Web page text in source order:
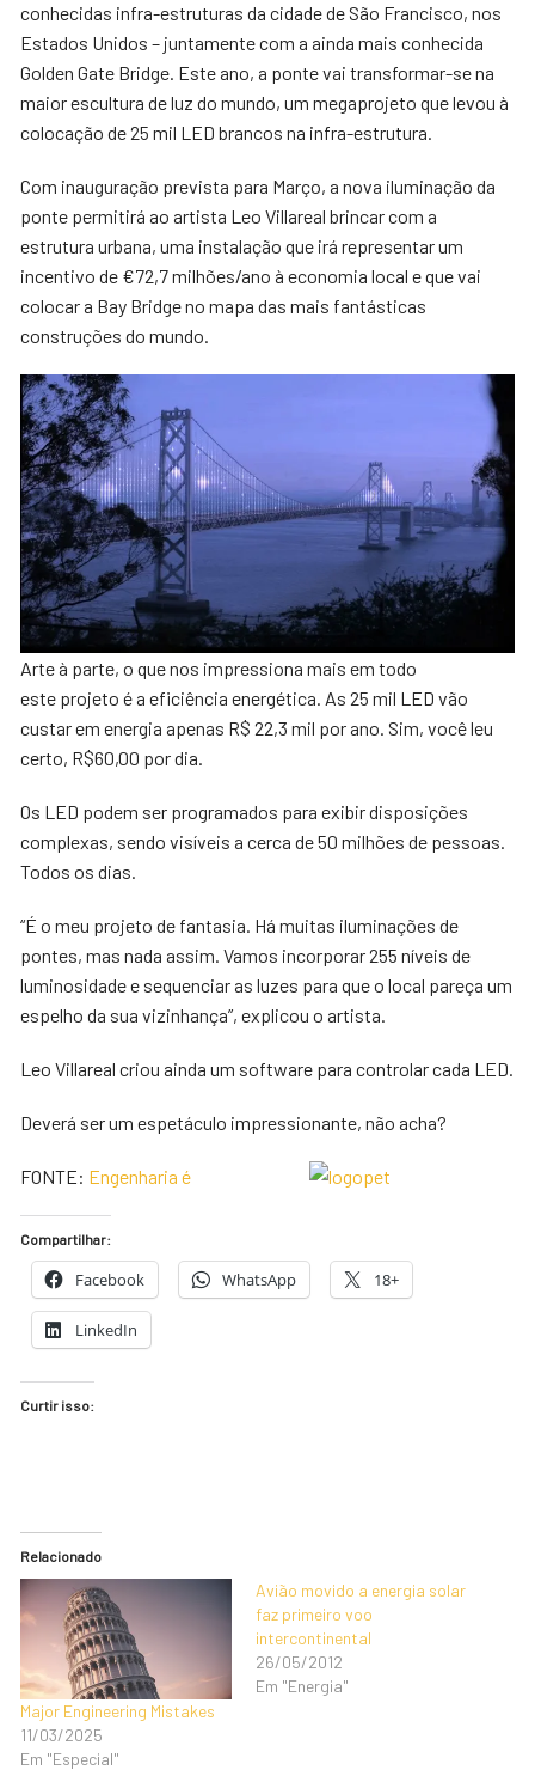
conhecidas infra-estruturas da cidade de São Francisco, nos
Estados Unidos – juntamente com a ainda mais conhecida
Golden Gate Bridge. Este ano, a ponte vai transformar-se na
maior escultura de luz do mundo, um megaprojeto que levou à
colocação de 25 mil LED brancos na infra-estrutura.
Com inauguração prevista para Março, a nova iluminação da
ponte permitirá ao artista Leo Villareal brincar com a
estrutura urbana, uma instalação que irá representar um
incentivo de €72,7 milhões/ano à economia local e que vai
colocar a Bay Bridge no mapa das mais fantásticas
construções do mundo.
Arte à parte, o que nos impressiona mais em todo
este projeto é a eficiência energética. As 25 mil LED vão
custar em energia apenas R$ 22,3 mil por ano. Sim, você leu
certo, R$60,00 por dia.
Os LED podem ser programados para exibir disposições
complexas, sendo visíveis a cerca de 50 milhões de pessoas.
Todos os dias.
“É o meu projeto de fantasia. Há muitas iluminações de
pontes, mas nada assim. Vamos incorporar 255 níveis de
luminosidade e sequenciar as luzes para que o local pareça um
espelho da sua vizinhança”, explicou o artista.
Leo Villareal criou ainda um software para controlar cada LED.
Deverá ser um espetáculo impressionante, não acha?
FONTE: Engenharia é
Compartilhar:
Facebook WhatsApp 18+
LinkedIn
Curtir isso:
Relacionado
Major Engineering Mistakes
11/03/2025
Em "Especial"
Avião movido a energia solar
faz primeiro voo
intercontinental
26/05/2012
Em "Energia"